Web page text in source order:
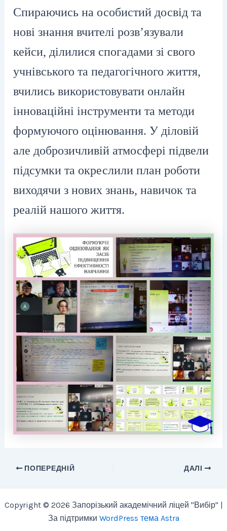
Спираючись на особистий досвід та
нові знання вчителі розв’язували
кейси, ділилися спогадами зі свого
учнівського та педагогічного життя,
вчились використовувати онлайн
інноваційні інструменти та методи
формуючого оцінювання. У діловій
але доброзичливій атмосфері підвели
підсумки та окреслили план роботи
виходячи з нових знань, навичок та
реалій нашого життя.
ПОПЕРЕДНІЙ ДАЛІ
Copyright © 2026 Запорізький академічний ліцей "Вибір" |
За підтримки WordPress тема Astra